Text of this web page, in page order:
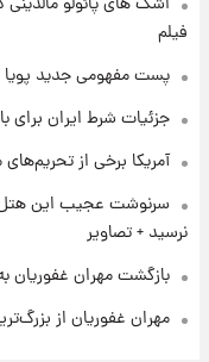
۱ روز پیش
فیلم
پست مفهومی جدید
جزئیات شرط ایران برای
آمریکا برخی از
سرنوشت عجیب این هتل
نرسید + تصاویر
بازگشت مهران غفوریان
مهران غفوریان از